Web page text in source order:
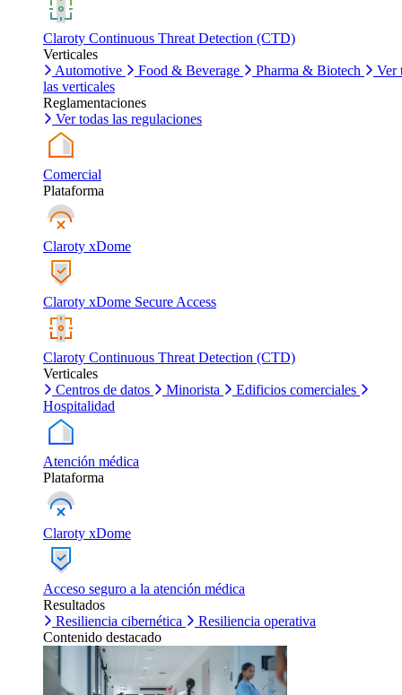
Claroty Continuous Threat Detection (CTD)
Verticales
Automotive
Food & Beverage Pharma & Biotech
Ver
las verticales
Reglamentaciones
Ver todas las regulaciones
Comercial
Plataforma
Claroty xDome
Claroty xDome Secure Access
Claroty Continuous Threat Detection (CTD)
Verticales
Centros de datos
Minorista
Edificios comerciales
Hospitalidad
Atención médica
Plataforma
Claroty xDome
Acceso seguro a la atención médica
Resultados
Resiliencia cibernética
Resiliencia operativa
Contenido destacado